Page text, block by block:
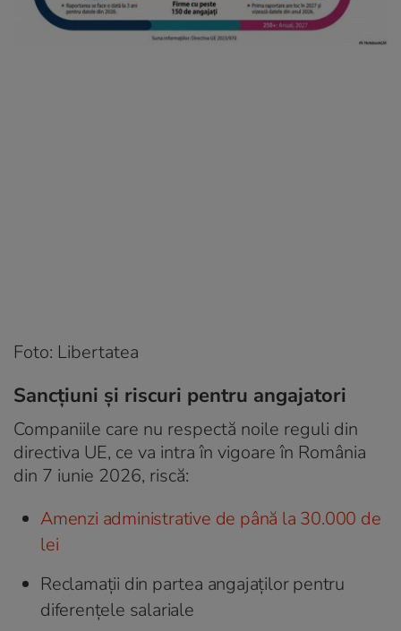
Foto: Libertatea
Sancțiuni și riscuri pentru angajatori
Companiile care nu respectă noile reguli din
directiva UE, ce va intra în vigoare în România
din 7 iunie 2026, riscă:
Amenzi administrative de până la 30.000 de
lei
Reclamații din partea angajaților pentru
diferențele salariale